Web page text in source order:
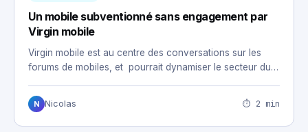
Un mobile subventionné sans engagement par
Virgin mobile
Virgin mobile est au centre des conversations sur les
forums de mobiles, et pourrait dynamiser le secteur du…
N Nicolas ⏱ 2 min